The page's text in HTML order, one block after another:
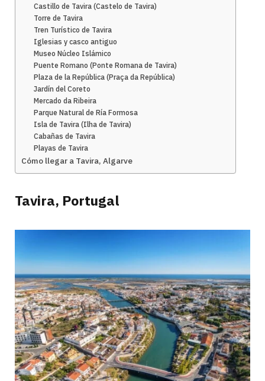
Castillo de Tavira (Castelo de Tavira)
Torre de Tavira
Tren Turístico de Tavira
Iglesias y casco antiguo
Museo Núcleo Islámico
Puente Romano (Ponte Romana de Tavira)
Plaza de la República (Praça da República)
Jardín del Coreto
Mercado da Ribeira
Parque Natural de Ría Formosa
Isla de Tavira (Ilha de Tavira)
Cabañas de Tavira
Playas de Tavira
Cómo llegar a Tavira, Algarve
Tavira, Portugal